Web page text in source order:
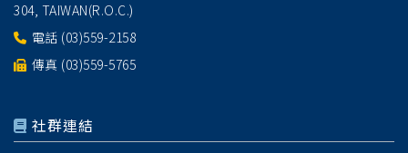
304, TAIWAN(R.O.C.)
電話 (03)559-2158
傳真 (03)559-5765
社群連結